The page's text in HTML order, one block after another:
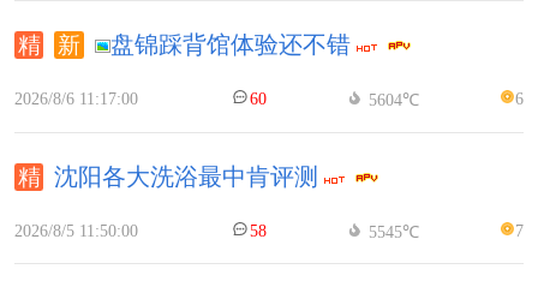
盘锦踩背馆体验还不错
2026/8/6 11:17:00 60 5604℃ 6
沈阳各大洗浴最中肯评测
2026/8/5 11:50:00 58 5545℃ 7